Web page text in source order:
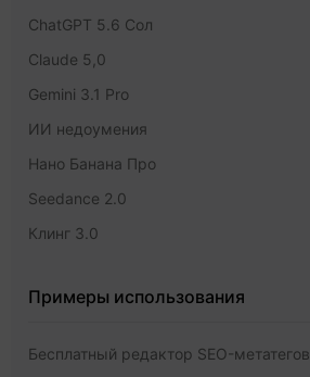
ChatGPT 5.6 Сол
Claude 5,0
Gemini 3.1 Pro
ИИ недоумения
Нано Банана Про
Seedance 2.0
Клинг 3.0
Примеры использования
Бесплатный редактор SEO-метатегов